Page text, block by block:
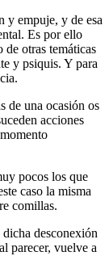
y empuje, y de esa
Es por ello
de otras temáticas
y psiquis. Y para
de una ocasión os
acciones
pocos los que
caso la misma
comillas.
desconexión
parecer, vuelve a